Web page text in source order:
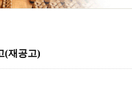
(재공고)